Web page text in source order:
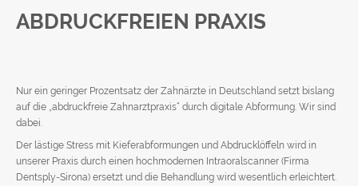
Zahn-Gesundheit
Vollkeramik
Implantate + CMD
Team
ABDRUCKFREIEN PRAXIS
Nur ein geringer Prozentsatz der Zahnärzte in Deutschland setzt bislang
auf die „abdruckfreie Zahnarztpraxis“ durch digitale Abformung. Wir sind
dabei.
Der lästige Stress mit Kieferabformungen und Abdrucklöffeln wird in
unserer Praxis durch einen hochmodernen Intraoralscanner (Firma
Dentsply-Sirona) ersetzt und die Behandlung wird wesentlich erleichtert.